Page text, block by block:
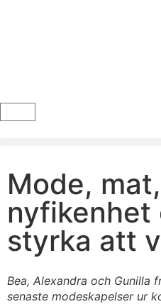
Mode, mat,
nyfikenhet
styrka att
Bea, Alexandra och Gunilla
senaste modeskapelser ur